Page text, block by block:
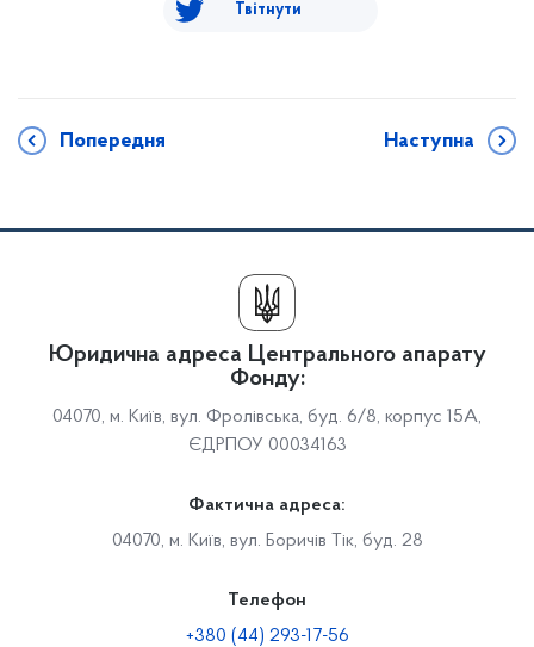
Твітнути
Попередня Наступна
Юридична адреса Центрального апарату
Фонду:
04070, м. Київ, вул. Фролівська, буд. 6/8, корпус 15А,
ЄДРПОУ 00034163
Фактична адреса:
04070, м. Київ, вул. Боричів Тік, буд. 28
Телефон
+380 (44) 293-17-56